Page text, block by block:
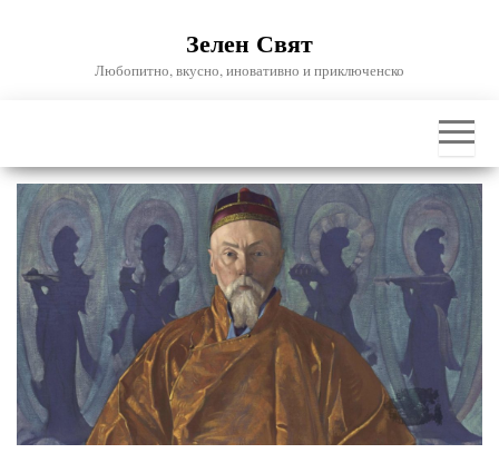
Зелен Свят
Любопитно, вкусно, иновативно и приключенско